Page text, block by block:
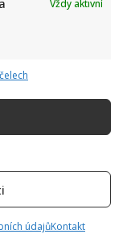
Vždy aktivní
údajůKontakt